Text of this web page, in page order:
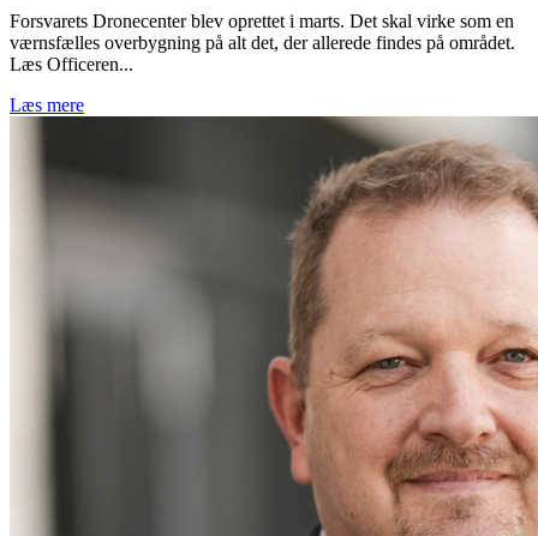
Forsvarets Dronecenter blev oprettet i marts. Det skal virke som en
værnsfælles overbygning på alt det, der allerede findes på området.
Læs Officeren...
Læs mere